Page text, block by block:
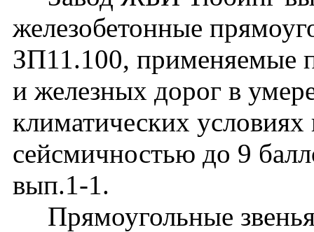
железобетонные
ЗП11.100, применяемые
и железных дорог в
климатических условиях
сейсмичностью до 9
вып.1-1.
Прямоугольные звенья